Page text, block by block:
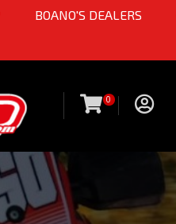
BOANO'S DEALERS
0